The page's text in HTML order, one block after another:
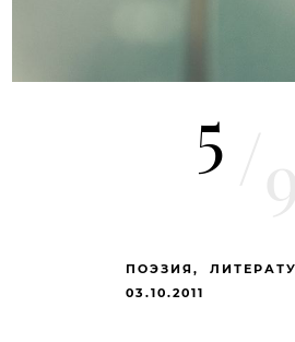
5
ПОЭЗИЯ
03.10.2011